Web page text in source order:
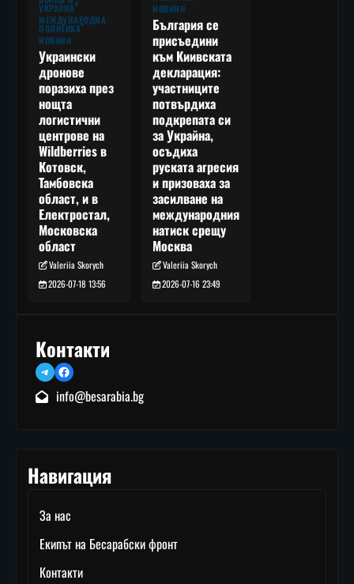
УКРАЙНА
МЕЖДУНАРОДНА
ПОЛИТИКА
НОВИНИ
Украински
дронове
поразиха през
нощта
логистични
центрове на
Wildberries в
Котовск,
Тамбовска
област, и в
Електростал,
Московска
област
Valeriia Skorych
2026-07-18 13:56
НОВИНИ
България се
присъедини
към Киивската
декларация:
участниците
потвърдиха
подкрепата си
за Украйна,
осъдиха
руската агресия
и призоваха за
засилване на
международния
натиск срещу
Москва
Valeriia Skorych
2026-07-16 23:49
Контакти
TelegramFacebook
info@besarabia.bg
Навигация
За нас
Екипът на Бесарабски фронт
Контакти